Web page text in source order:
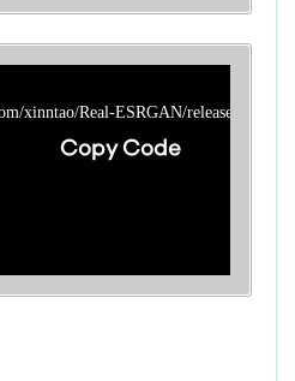
xinntao/Real-ESRGAN/releases/
Copy Code